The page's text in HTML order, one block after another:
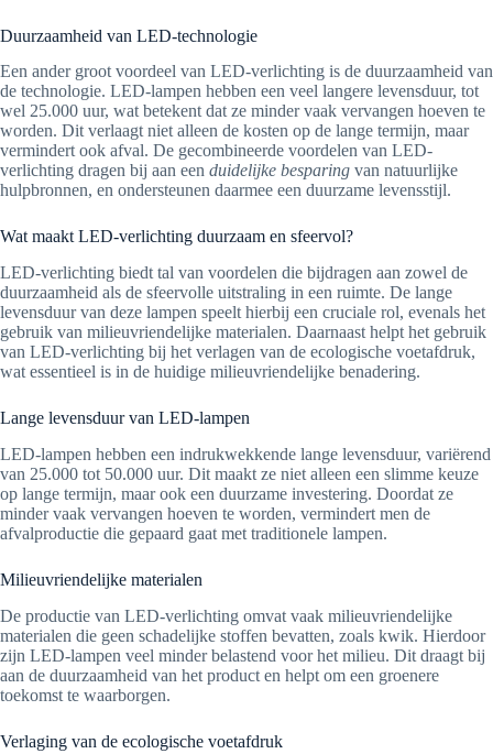
Duurzaamheid van LED-technologie
Een ander groot voordeel van LED-verlichting is de duurzaamheid van
de technologie. LED-lampen hebben een veel langere levensduur, tot
wel 25.000 uur, wat betekent dat ze minder vaak vervangen hoeven te
worden. Dit verlaagt niet alleen de kosten op de lange termijn, maar
vermindert ook afval. De gecombineerde voordelen van LED-
verlichting dragen bij aan een duidelijke besparing van natuurlijke
hulpbronnen, en ondersteunen daarmee een duurzame levensstijl.
Wat maakt LED-verlichting duurzaam en sfeervol?
LED-verlichting biedt tal van voordelen die bijdragen aan zowel de
duurzaamheid als de sfeervolle uitstraling in een ruimte. De lange
levensduur van deze lampen speelt hierbij een cruciale rol, evenals het
gebruik van milieuvriendelijke materialen. Daarnaast helpt het gebruik
van LED-verlichting bij het verlagen van de ecologische voetafdruk,
wat essentieel is in de huidige milieuvriendelijke benadering.
Lange levensduur van LED-lampen
LED-lampen hebben een indrukwekkende lange levensduur, variërend
van 25.000 tot 50.000 uur. Dit maakt ze niet alleen een slimme keuze
op lange termijn, maar ook een duurzame investering. Doordat ze
minder vaak vervangen hoeven te worden, vermindert men de
afvalproductie die gepaard gaat met traditionele lampen.
Milieuvriendelijke materialen
De productie van LED-verlichting omvat vaak milieuvriendelijke
materialen die geen schadelijke stoffen bevatten, zoals kwik. Hierdoor
zijn LED-lampen veel minder belastend voor het milieu. Dit draagt bij
aan de duurzaamheid van het product en helpt om een groenere
toekomst te waarborgen.
Verlaging van de ecologische voetafdruk